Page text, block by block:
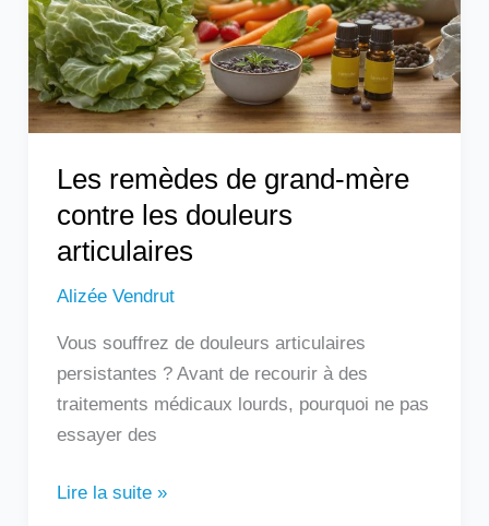
Les remèdes de grand-mère
contre les douleurs
articulaires
Alizée Vendrut
Vous souffrez de douleurs articulaires
persistantes ? Avant de recourir à des
traitements médicaux lourds, pourquoi ne pas
essayer des
contre
les
douleurs
articulaires
Lire la suite »